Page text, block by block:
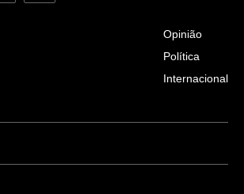
Opinião
Política
Internacional